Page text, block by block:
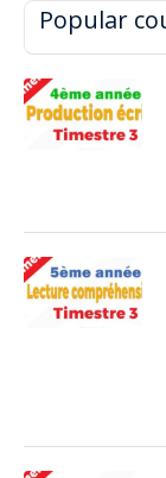
Popular